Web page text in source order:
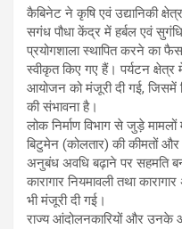
कैबिनेट ने कृषि एवं उद्यानिकी
सगंध पौधा केंद्र में हर्बल एवं
प्रयोगशाला स्थापित करने का
स्वीकृत किए गए हैं। पर्यटन क्षेत्र
आयोजन को मंजूरी दी गई, जिसमें
की संभावना है।
लोक निर्माण विभाग से जुड़े मामलों
बिटुमेन (कोलतार) की कीमतों और
अनुबंध अवधि बढ़ाने पर सहमति
कारागार नियमावली तथा
भी मंजूरी दी गई।
राज्य आंदोलनकारियों और उनके